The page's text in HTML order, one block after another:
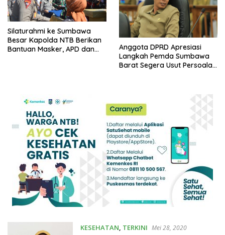
Silaturahmi ke Sumbawa
Besar Kapolda NTB Berikan
Bantuan Masker, APD dan
Anggota DPRD Apresiasi
Langkah Pemda Sumbawa
Barat Segera Usut Persoalan
KESEHATAN, TERKINI Mei 28, 2020